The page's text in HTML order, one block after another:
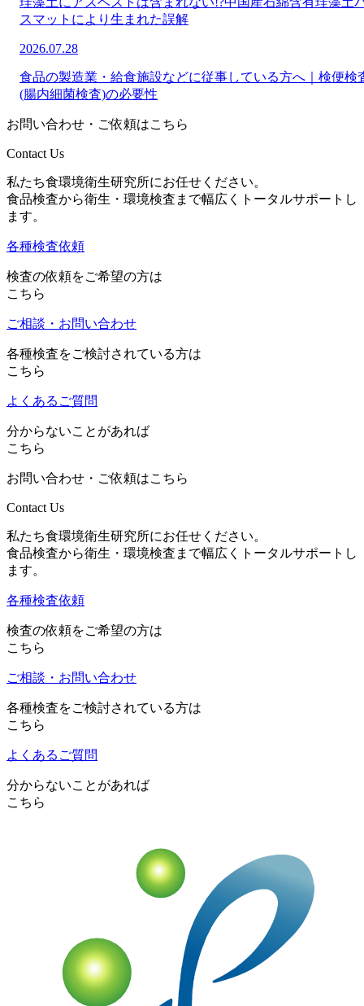
スマットにより生まれた誤解
2026.07.28
食品の製造業・給食施設などに従事している方へ｜検便検
(腸内細菌検査)の必要性
お問い合わせ・ご依頼はこちら
Contact Us
私たち食環境衛生研究所にお任せください。
食品検査から衛生・環境検査まで幅広くトータルサポートし
ます。
各種検査依頼
検査の依頼をご希望の方は
こちら
ご相談・お問い合わせ
各種検査をご検討されている方は
こちら
よくあるご質問
分からないことがあれば
こちら
お問い合わせ・ご依頼はこちら
Contact Us
私たち食環境衛生研究所にお任せください。
食品検査から衛生・環境検査まで幅広くトータルサポートし
ます。
各種検査依頼
検査の依頼をご希望の方は
こちら
ご相談・お問い合わせ
各種検査をご検討されている方は
こちら
よくあるご質問
分からないことがあれば
こちら